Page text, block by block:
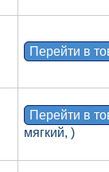
Перейти в
Перейти в
мягкий, )